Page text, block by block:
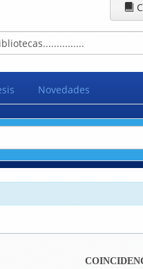
Novedades